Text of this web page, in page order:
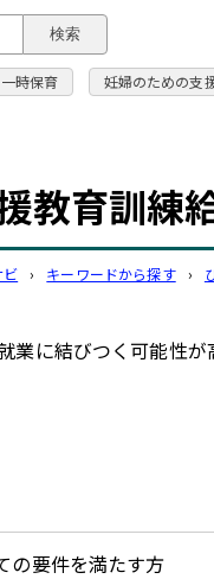
へ
検索
一時保育 妊婦のための支
教育訓練
ビ › キーワードから探す ›
業に結びつく可能性
の要件を満たす方